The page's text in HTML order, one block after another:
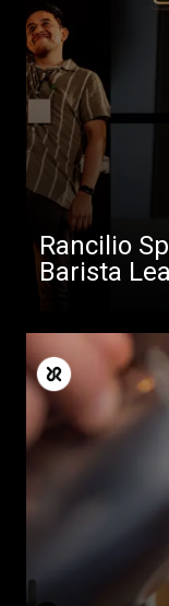
Rancilio
Barista